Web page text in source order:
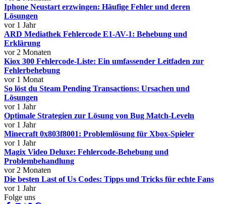
Iphone Neustart erzwingen: Häufige Fehler und deren
Lösungen
vor 1 Jahr
ARD Mediathek Fehlercode E1-AV-1: Behebung und
Erklärung
vor 2 Monaten
Kiox 300 Fehlercode-Liste: Ein umfassender Leitfaden zur
Fehlerbehebung
vor 1 Monat
So löst du Steam Pending Transactions: Ursachen und
Lösungen
vor 1 Jahr
Optimale Strategien zur Lösung von Bug Match-Leveln
vor 1 Jahr
Minecraft 0x803f8001: Problemlösung für Xbox-Spieler
vor 1 Jahr
Magix Video Deluxe: Fehlercode-Behebung und
Problembehandlung
vor 2 Monaten
Die besten Last of Us Codes: Tipps und Tricks für echte Fans
vor 1 Jahr
Folge uns